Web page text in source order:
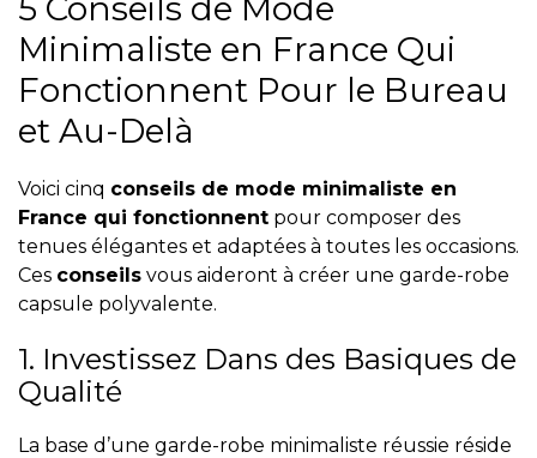
Minimaliste en France Qui
Fonctionnent Pour le Bureau
et Au-Delà
Voici cinq conseils de mode minimaliste en
France qui fonctionnent pour composer des
tenues élégantes et adaptées à toutes les occasions.
Ces conseils vous aideront à créer une garde-robe
capsule polyvalente.
1. Investissez Dans des Basiques de
Qualité
La base d’une garde-robe minimaliste réussie réside